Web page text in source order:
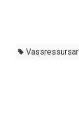
Vassressursar